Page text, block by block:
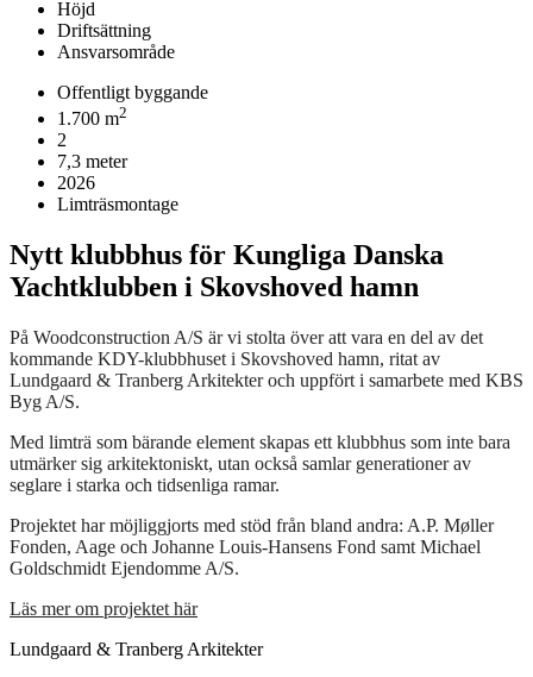
Höjd
Driftsättning
Ansvarsområde
Offentligt byggande
1.700 m2
2
7,3 meter
2026
Limträsmontage
Nytt klubbhus för Kungliga Danska
Yachtklubben i Skovshoved hamn
På Woodconstruction A/S är vi stolta över att vara en del av det
kommande KDY-klubbhuset i Skovshoved hamn, ritat av
Lundgaard & Tranberg Arkitekter och uppfört i samarbete med KBS
Byg A/S.
Med limträ som bärande element skapas ett klubbhus som inte bara
utmärker sig arkitektoniskt, utan också samlar generationer av
seglare i starka och tidsenliga ramar.
Projektet har möjliggjorts med stöd från bland andra: A.P. Møller
Fonden, Aage och Johanne Louis-Hansens Fond samt Michael
Goldschmidt Ejendomme A/S.
Läs mer om projektet här
Lundgaard & Tranberg Arkitekter